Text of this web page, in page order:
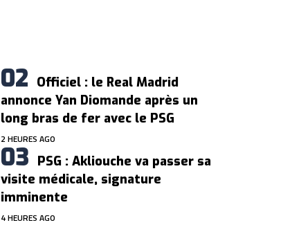
Officiel : le Real Madrid
annonce Yan Diomande après un
long bras de fer avec le PSG
2 HEURES AGO
PSG : Akliouche va passer sa
visite médicale, signature
imminente
4 HEURES AGO